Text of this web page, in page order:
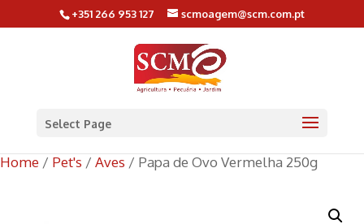
+351 266 953 127 scmoagem@scm.com.pt
Select Page
Home / Pet's / Aves / Papa de Ovo Vermelha 250g